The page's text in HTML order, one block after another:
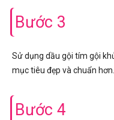
Bước 3
Sử dụng dầu gội tím gội
mục tiêu đẹp và chuẩn hơn.
Bước 4